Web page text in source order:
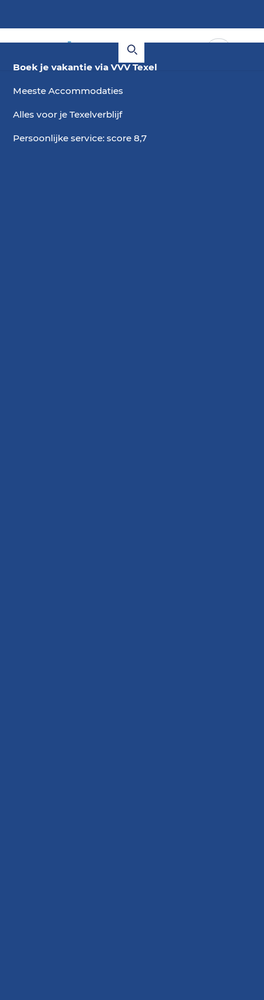
Boek je vakantie via VVV Texel
Meeste Accommodaties
Alles voor je Texelverblijf
Persoonlijke service: score 8,7